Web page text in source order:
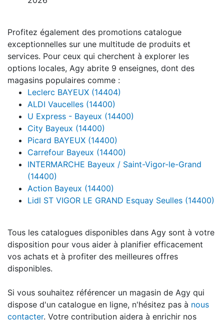
Profitez également des promotions catalogue
exceptionnelles sur une multitude de produits et
services. Pour ceux qui cherchent à explorer les
options locales, Agy abrite 9 enseignes, dont des
magasins populaires comme :
Leclerc BAYEUX (14404)
ALDI Vaucelles (14400)
U Express - Bayeux (14400)
City Bayeux (14400)
Picard BAYEUX (14400)
Carrefour Bayeux (14400)
INTERMARCHE Bayeux / Saint-Vigor-le-Grand
(14400)
Action Bayeux (14400)
Lidl ST VIGOR LE GRAND Esquay Seulles (14400)
Tous les catalogues disponibles dans Agy sont à votre
disposition pour vous aider à planifier efficacement
vos achats et à profiter des meilleures offres
disponibles.
Si vous souhaitez référencer un magasin de Agy qui
dispose d'un catalogue en ligne, n'hésitez pas à nous
contacter. Votre contribution aidera à enrichir nos